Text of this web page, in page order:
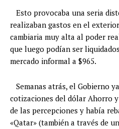
Esto provocaba una seria
realizaban gastos en el
cambiaria muy alta al poder
que luego podían ser
mercado informal a $965.
Semanas atrás, el Gobierno
cotizaciones del dólar Ahorro
de las percepciones y había
«Qatar» (también a través de